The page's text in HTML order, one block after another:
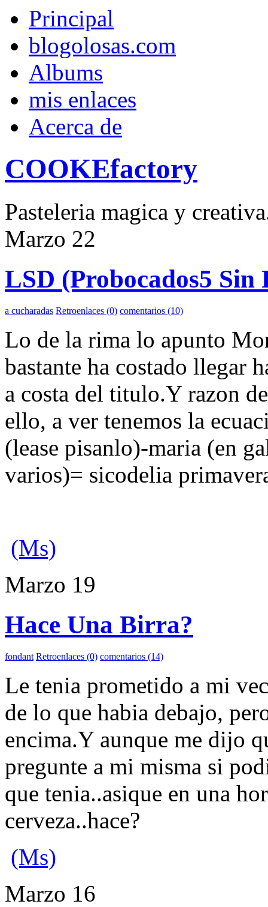
Principal
blogolosas.com
Albums
mis enlaces
Acerca de
COOKEfactory
Pasteleria magica y
Marzo 22
LSD (Probocados5 Sin
a cucharadas Retroenlaces (0) comentarios (10)
Lo de la rima lo apunto
bastante ha costado llegar
a costa del titulo.Y razon
ello, a ver tenemos la
(lease pisanlo)-maria (en
varios)= sicodelia
(Ms)
Marzo 19
Hace Una Birra?
fondant Retroenlaces (0) comentarios (14)
Le tenia prometido a mi
de lo que habia debajo,
encima.Y aunque me dijo
pregunte a mi misma si
que tenia..asique en una
cerveza..hace?
(Ms)
Marzo 16